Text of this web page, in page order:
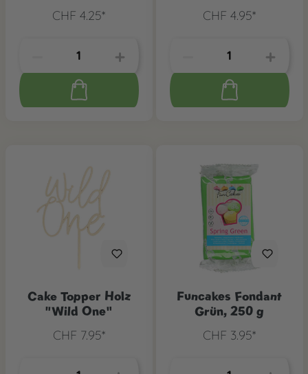
CHF 4.25* CHF 4.95*
Cake Topper Holz
"Wild One"
CHF 7.95*
Funcakes Fondant
Grün, 250 g
CHF 3.95*